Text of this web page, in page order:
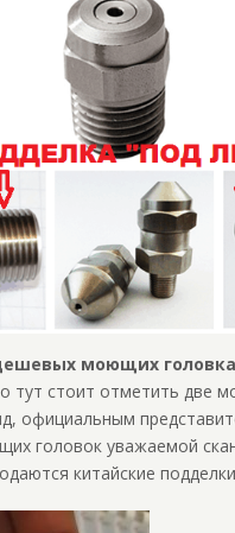
моющих
тут стоит отметить две
официальным
головок уважаемой
китайские